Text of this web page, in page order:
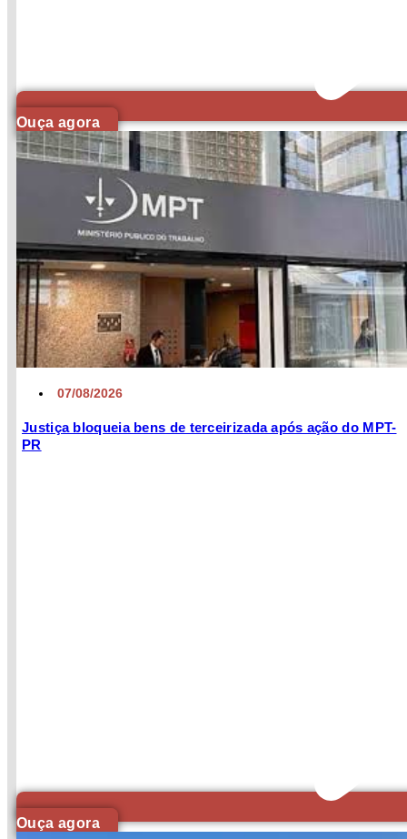
Ouça agora
07/08/2026
Justiça bloqueia bens de terceirizada após ação do MPT-
PR
Ouça agora